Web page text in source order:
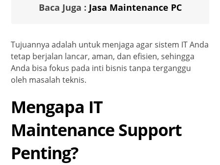
Baca Juga : Jasa Maintenance PC
Tujuannya adalah untuk menjaga agar sistem IT Anda
tetap berjalan lancar, aman, dan efisien, sehingga
Anda bisa fokus pada inti bisnis tanpa terganggu
oleh masalah teknis.
Mengapa IT
Maintenance Support
Penting?